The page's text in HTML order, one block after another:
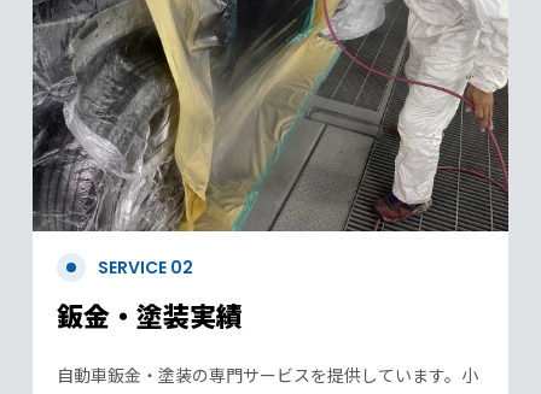
SERVICE 02
鈑金・塗装実績
自動車鈑金・塗装の専門サービスを提供しています。小